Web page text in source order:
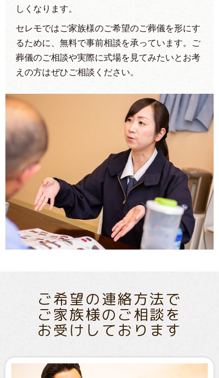
しくなります。
セレモではご家族様のご希望のご葬儀を形にす
るために、無料で事前相談を承っています。ご
葬儀のご相談や実際に式場を見てみたいとお考
えの方はぜひご相談ください。
ご希望の連絡方法で
ご家族様のご相談を
お受けしております